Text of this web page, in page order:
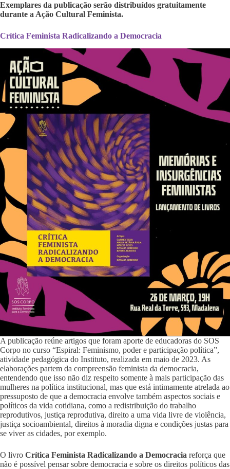
Exemplares da publicação serão distribuídos gratuitamente
durante a Ação Cultural Feminista.
Crítica Feminista Radicalizando a Democracia
A publicação reúne artigos que foram aporte de educadoras do SOS
Corpo no curso “Espiral: Feminismo, poder e participação política”,
atividade pedagógica do Instituto, realizada em maio de 2023. As
elaborações partem da compreensão feminista da democracia,
entendendo que isso não diz respeito somente à mais participação das
mulheres na política institucional, mas que está intimamente atrelada ao
pressuposto de que a democracia envolve também aspectos sociais e
políticos da vida cotidiana, como a redistribuição do trabalho
reprodutivos, justiça reprodutiva, direito a uma vida livre de violência,
justiça socioambiental, direitos à moradia digna e condições justas para
se viver as cidades, por exemplo.
O livro Crítica Feminista Radicalizando a Democracia reforça que
não é possível pensar sobre democracia e sobre os direitos políticos das